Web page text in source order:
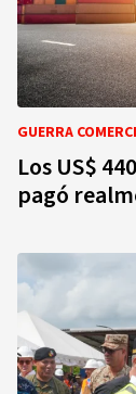
GUERRA
Los US$
pagó